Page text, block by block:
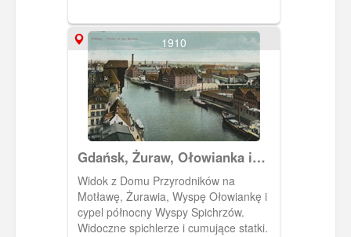
1910
Gdańsk, Żuraw, Ołowianka i
Wyspa Spichrzów
Widok z Domu Przyrodników na
Motławę, Żurawia, Wyspę Ołowiankę i
cypel północny Wyspy Spichrzów.
Widoczne spichlerze i cumujące statki.